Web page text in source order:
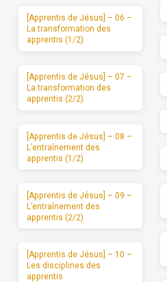
[Apprentis de Jésus] – 06 –
La transformation des
apprentis (1/2)
[Apprentis de Jésus] – 07 –
La transformation des
apprentis (2/2)
[Apprentis de Jésus] – 08 –
L’entraînement des
apprentis (1/2)
[Apprentis de Jésus] – 09 –
L’entraînement des
apprentis (2/2)
[Apprentis de Jésus] – 10 –
Les disciplines des
apprentis